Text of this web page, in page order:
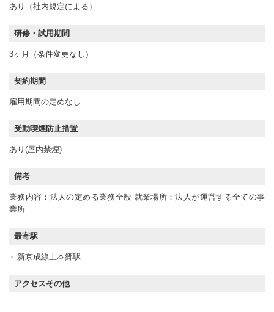
あり（社内規定による）
研修・試用期間
3ヶ月（条件変更なし）
契約期間
雇用期間の定めなし
受動喫煙防止措置
あり(屋内禁煙)
備考
業務内容：法人の定める業務全般 就業場所：法人が運営する全ての事
業所
最寄駅
新京成線上本郷駅
アクセスその他